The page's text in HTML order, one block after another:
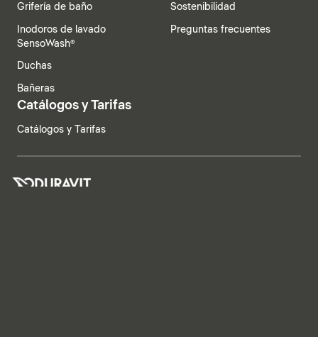
Grifería de baño
Inodoros de lavado
SensoWash®
Duchas
Bañeras
Sostenibilidad
Preguntas frecuentes
Catálogos y Tarifas
Catálogos y Tarifas